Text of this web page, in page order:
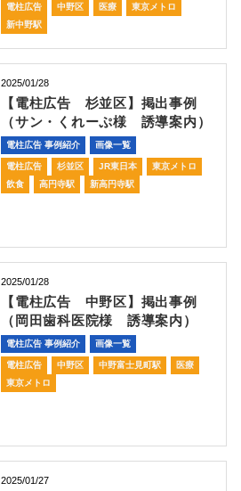
電柱広告 中野区 医療
東京メトロ
新中野駅
2025/01/28
【電柱広告 杉並区】掲出事例
（サン・くれーぷ様 誘導案内）
電柱広告 事例紹介 画像一覧
電柱広告 杉並区 JR東日本
東京メトロ
飲食
高円寺駅 新高円寺駅
2025/01/28
【電柱広告 中野区】掲出事例
（岡田歯科医院様 誘導案内）
電柱広告 事例紹介 画像一覧
電柱広告 中野区 中野富士見町駅
医療
東京メトロ
2025/01/27